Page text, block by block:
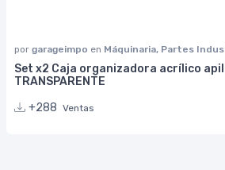
por garageimpo en Máquinaria, Partes
Set x2 Caja organizadora acrílico
TRANSPARENTE
+288 Ventas